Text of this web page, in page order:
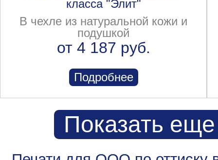
класса "Элит"
В чехле из натуральной кожи и
подушкой
от 4 187 руб.
Подробнее
Показать